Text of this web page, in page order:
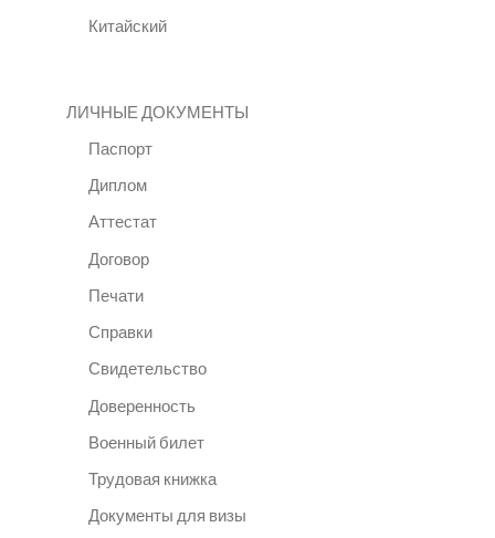
Китайский
ЛИЧНЫЕ ДОКУМЕНТЫ
Паспорт
Диплом
Аттестат
Договор
Печати
Справки
Свидетельство
Доверенность
Военный билет
Трудовая книжка
Документы для визы